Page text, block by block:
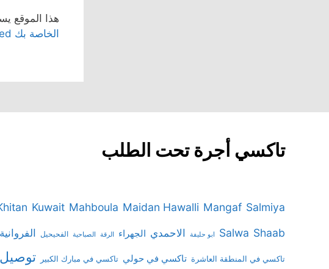
هذا الموقع
الخاصة بك processed
تاكسي أجرة تحت الطلب
Kuwait Mahboula Maidan Hawalli Mangaf Salmiya
Salwa Shaab ابو حليفة الاحمدي الجهراء الرقة الصباحية الفحيحيل الفروانية
تاكسي في المنطقة العاشرة تاكسي في حولي تاكسي في مبارك الكبير